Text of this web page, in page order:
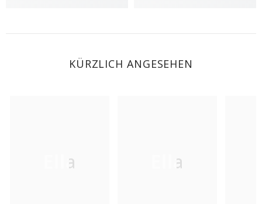
KÜRZLICH ANGESEHEN
Ella Ella